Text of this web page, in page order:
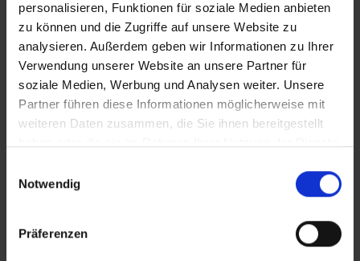
personalisieren, Funktionen für soziale Medien anbieten
zu können und die Zugriffe auf unsere Website zu
analysieren. Außerdem geben wir Informationen zu Ihrer
Verwendung unserer Website an unsere Partner für
soziale Medien, Werbung und Analysen weiter. Unsere
Partner führen diese Informationen möglicherweise mit
weiteren Daten zusammen, die Sie ihnen bereitgestellt
Notwendig
Präferenzen